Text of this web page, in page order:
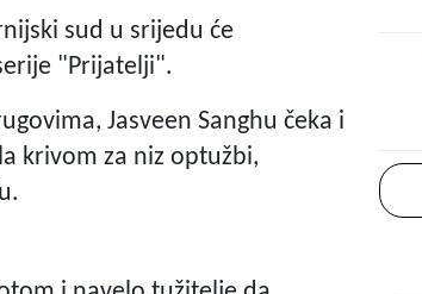
sud u srijedu će
"Prijatelji".
Jasveen Sanghu čeka i
krivom za niz optužbi,